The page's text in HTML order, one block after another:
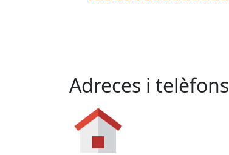
Adreces i telèfons